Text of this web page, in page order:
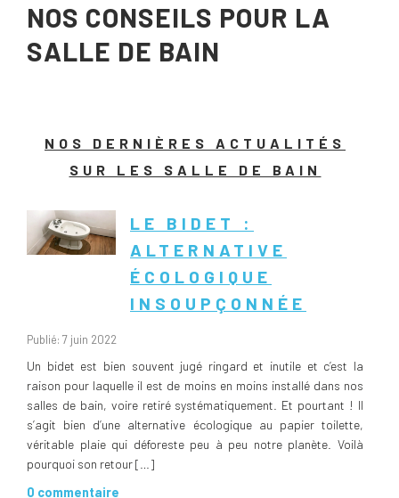
NOS CONSEILS POUR LA
SALLE DE BAIN
NOS DERNIÈRES ACTUALITÉS
SUR LES SALLE DE BAIN
LE BIDET :
ALTERNATIVE
ÉCOLOGIQUE
INSOUPÇONNÉE
Publié: 7 juin 2022
Un bidet est bien souvent jugé ringard et inutile et c’est la
raison pour laquelle il est de moins en moins installé dans nos
salles de bain, voire retiré systématiquement. Et pourtant ! Il
s’agit bien d’une alternative écologique au papier toilette,
véritable plaie qui déforeste peu à peu notre planète. Voilà
pourquoi son retour […]
0 commentaire